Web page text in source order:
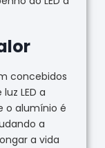
concebidos
LED a
o alumínio é
a
a vida